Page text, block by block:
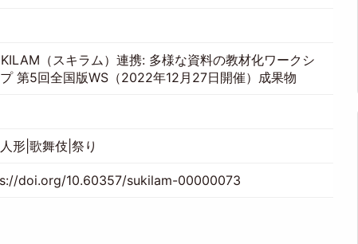
（スキラム）連携: 多様な資料の教材化ワークシ
プ 第5回全国版WS（2022年12月27日開催）成果物
形|歌舞伎|祭り
doi.org/10.60357/sukilam-00000073